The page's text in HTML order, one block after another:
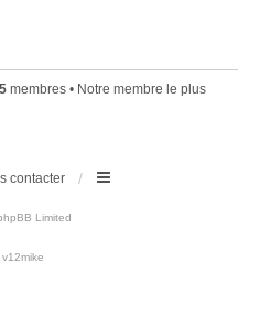
membres • Notre membre le plus
contacter
Limited